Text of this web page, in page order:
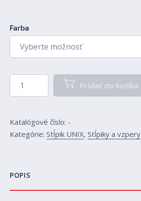
Farba
množstvo Stĺpik UNIX 175 cmPridať do košíka
Katalógové číslo: -
Kategórie: Stĺpik UNIX, Stĺpiky a vzpery
POPIS